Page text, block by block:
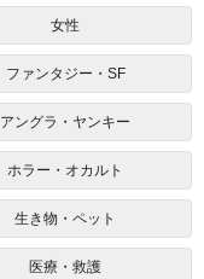
女性
ファンタジー・SF
アングラ・ヤンキー
ホラー・オカルト
生き物・ペット
医療・救護